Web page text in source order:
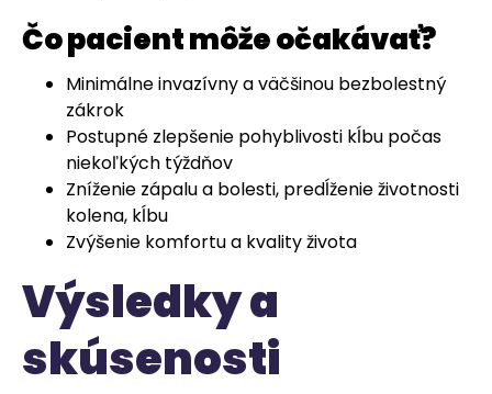
Čo pacient môže očakávať?
Minimálne invazívny a väčšinou bezbolestný
zákrok
Postupné zlepšenie pohyblivosti kĺbu počas
niekoľkých týždňov
Zníženie zápalu a bolesti, predĺženie životnosti
kolena, kĺbu
Zvýšenie komfortu a kvality života
Výsledky a
skúsenosti